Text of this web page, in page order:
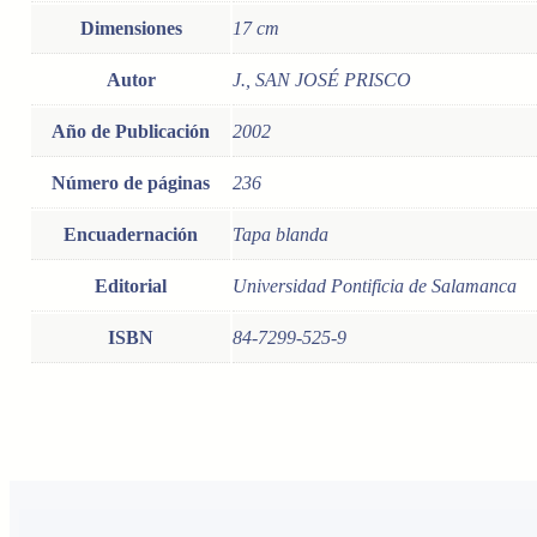
Dimensiones 17 cm
Autor J., SAN JOSÉ PRISCO
Año de Publicación 2002
Número de páginas 236
Encuadernación Tapa blanda
Editorial Universidad Pontificia de Salamanca
ISBN 84-7299-525-9